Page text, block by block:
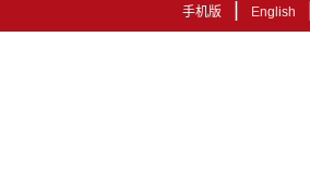
手机版 English